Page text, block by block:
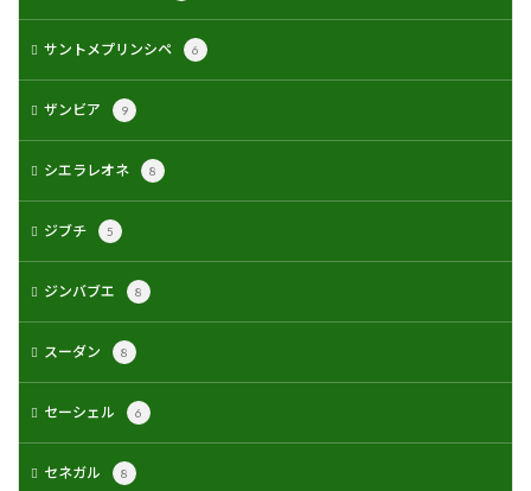
サントメプリンシペ 6
ザンビア 9
シエラレオネ 8
ジブチ 5
ジンバブエ 8
スーダン 8
セーシェル 6
セネガル 8